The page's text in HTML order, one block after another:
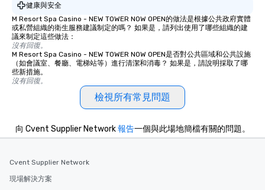
健康與安全
M Resort Spa Casino - NEW TOWER NOW OPEN的做法是根據公共政府實體
或私營組織的衛生服務建議制定的嗎？ 如果是，請列出使用了哪些組織的建
議來制定這些做法：
沒有回復。
M Resort Spa Casino - NEW TOWER NOW OPEN是否對公共區域和公共設施
（如會議室、餐廳、電梯站等）進行清潔和消毒？ 如果是，請說明採取了哪
些新措施。
沒有回復。
檢視所有常見問題
向 Cvent Supplier Network報告一個與此場地簡檔有關的問題。
Cvent Supplier Network
現場解決方案